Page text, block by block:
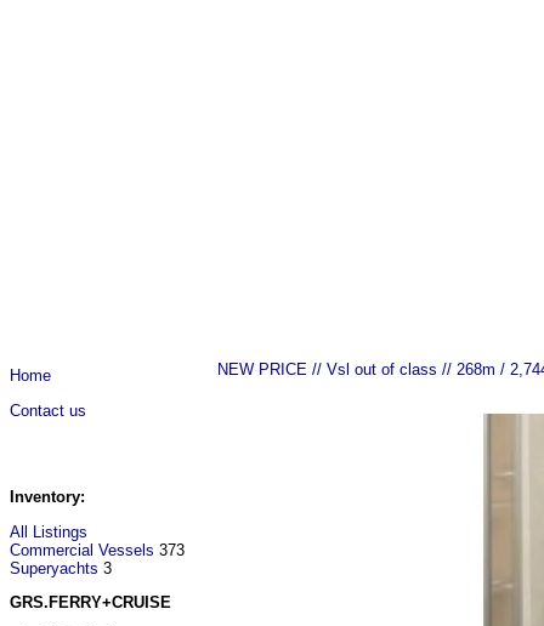
Home
Contact us
Inventory:
All Listings
Commercial Vessels 373
Superyachts 3
GRS.FERRY+CRUISE
NEW PRICE // Vsl out of class // 268m /